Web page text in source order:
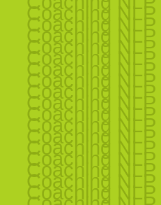
Coaching NLP
Coaching
Coaching
Coaching
Coaching
Coaching
Coaching
Coaching
Coaching
Coaching
Coaching
Coaching
Coaching
Coaching
Coaching
Coaching
Coaching